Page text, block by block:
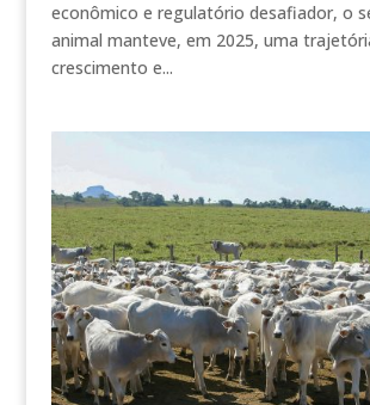
econômico e regulatório desafiador, o
animal manteve, em 2025, uma
crescimento e...